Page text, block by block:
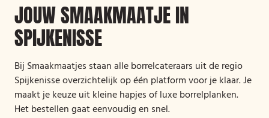
JOUW SMAAKMAATJE IN
SPIJKENISSE
Bij Smaakmaatjes staan alle borrelcateraars uit de regio
Spijkenisse overzichtelijk op één platform voor je klaar. Je
maakt je keuze uit kleine hapjes of luxe borrelplanken.
Het bestellen gaat eenvoudig en snel.